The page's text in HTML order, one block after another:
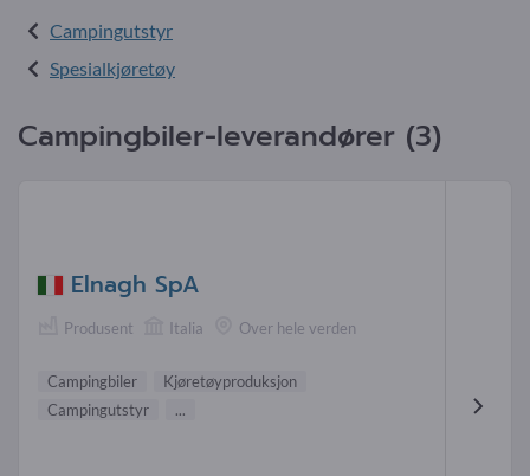
Campingutstyr
Spesialkjøretøy
Campingbiler-leverandører (3)
Elnagh SpA
Produsent Italia Over hele verden
Campingbiler
Kjøretøyproduksjon
Campingutstyr
...